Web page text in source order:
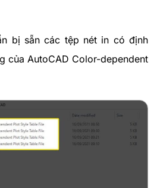
bị sẵn các tệp nét in có định
của AutoCAD Color-dependent